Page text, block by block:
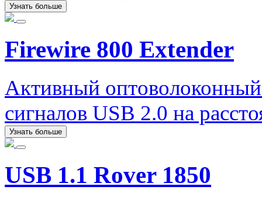
Узнать больше
Firewire 800 Extender
Активный
сигналов USB 2.0 на
Узнать больше
USB 1.1 Rover 1850